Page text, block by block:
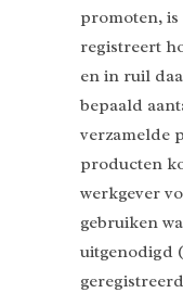
promoten,
registreert
en in ruil
bepaald
verzamelde
producten
werkgever
gebruiken
uitgenodigd